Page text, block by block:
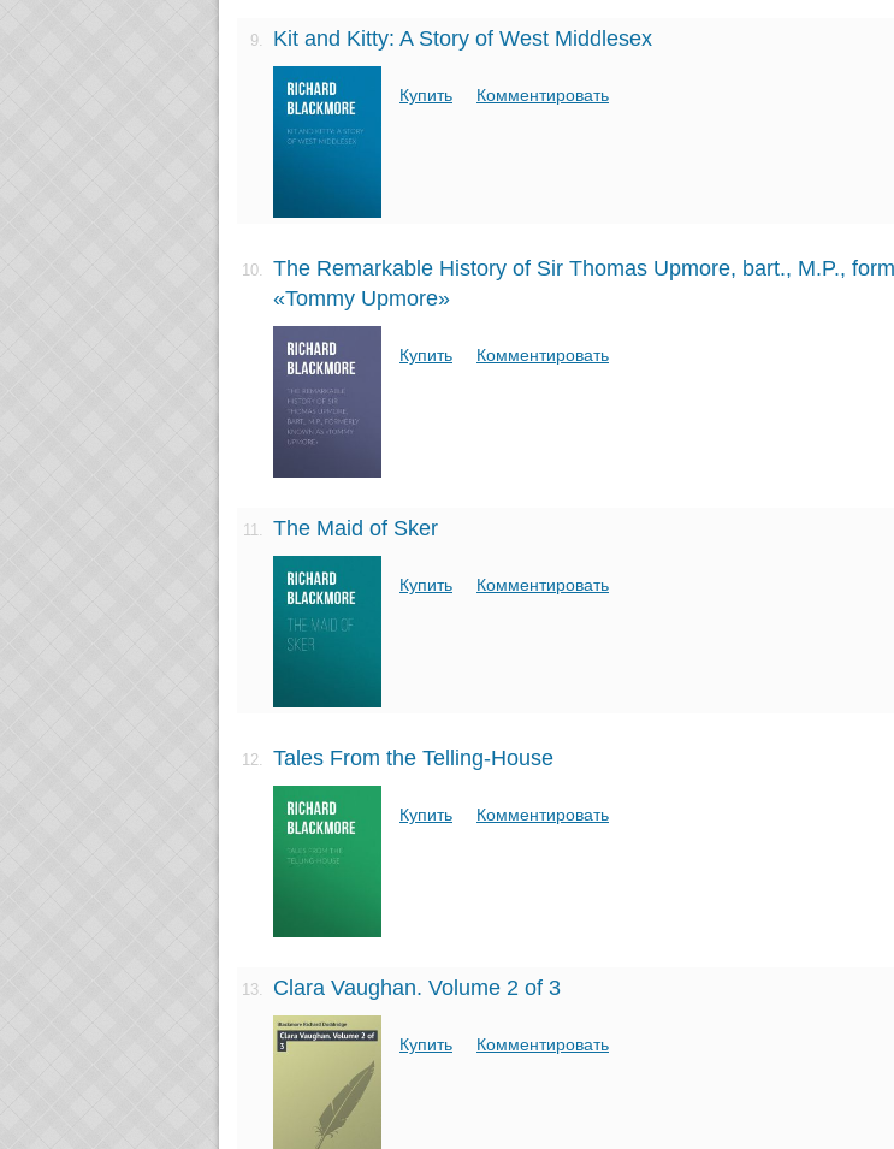
9. Kit and Kitty: A Story of West Middlesex
Купить Комментировать
10.
The Remarkable History of Sir Thomas Upmore, bart., M.P.,
«Tommy Upmore»
Купить Комментировать
11. The Maid of Sker
Купить Комментировать
12. Tales From the Telling-House
Купить Комментировать
13. Clara Vaughan. Volume 2 of 3
Купить Комментировать